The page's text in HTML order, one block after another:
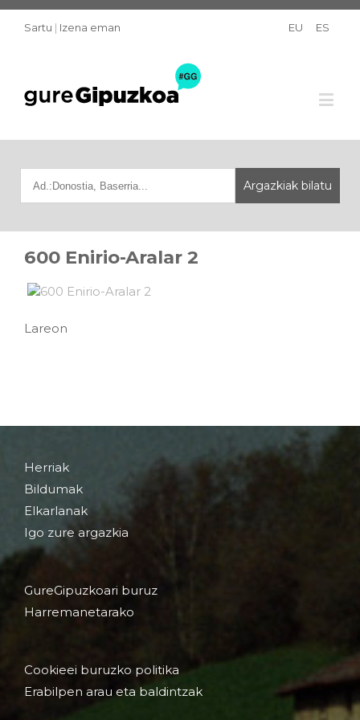
Sartu | Izena eman EU ES
600 Enirio-Aralar 2
Lareon
Herriak
Bildumak
Elkarlanak
Igo zure argazkia
GureGipuzkoari buruz
Harremanetarako
Cookieei buruzko politika
Erabilpen arau eta baldintzak